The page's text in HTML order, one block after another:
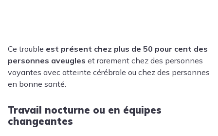
Ce trouble est présent chez plus de 50 pour cent des
personnes aveugles et rarement chez des personnes
voyantes avec atteinte cérébrale ou chez des personnes
en bonne santé.
Travail nocturne ou en équipes
changeantes